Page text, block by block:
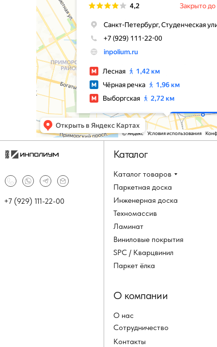
Каталог товаров
Паркетная доска
Инженерная доска
Техномассив
+7 (929) 111-22-00
Каталог
Ламинат
Виниловые покрытия
SPC / Кварцвинил
Паркет ёлка
О нас
Сотрудничество
Контакты
О компании